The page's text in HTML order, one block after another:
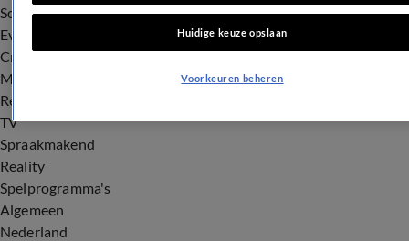
Songfestival
Evenementen
Crime
Misdaad
Rechtszaken
TV
Spraakmakend
Reality
Spelprogramma's
Algemeen
Nederland
Huidige keuze opslaan
Voorkeuren beheren